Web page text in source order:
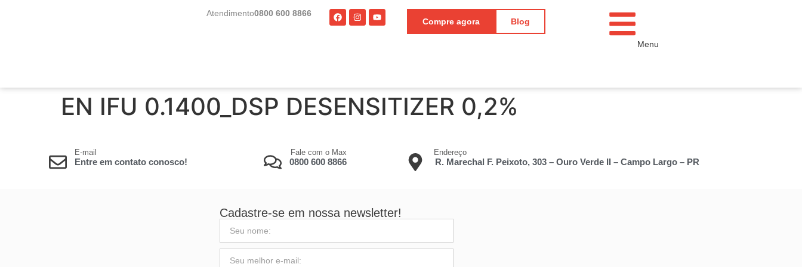
Atendimento0800 600 8866
Compre agora
Blog
Menu
EN IFU 0.1400_DSP DESENSITIZER 0,2%
E-mail
Entre em contato conosco!
Fale com o Max
0800 600 8866
Endereço
R. Marechal F. Peixoto, 303 – Ouro Verde II – Campo Largo – PR
Cadastre-se em nossa newsletter!